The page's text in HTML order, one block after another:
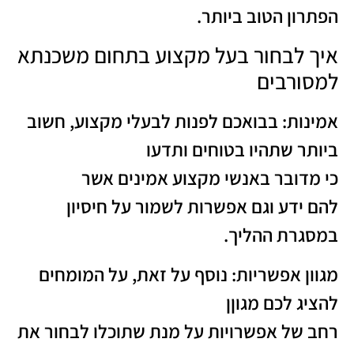
הפתרון הטוב ביותר.
איך לבחור בעל מקצוע בתחום משכנתא
למסורבים
אמינות: בבואכם לפנות לבעלי מקצוע, חשוב
ביותר שתהיו בטוחים ותדעו
כי מדובר באנשי מקצוע אמינים אשר
להם ידע וגם אפשרות לשמור על חיסיון
במסגרת ההליך.
מגוון אפשריות: נוסף על זאת, על המומחים
להציג לכם מגוןן
רחב של אפשרויות על מנת שתוכלו לבחור את